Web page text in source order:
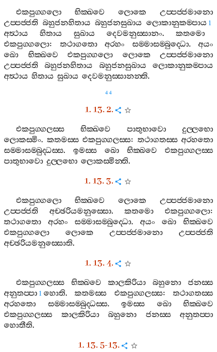
එකපුග‍්ගලො
භික‍්ඛවෙ ලොකෙ
උප‍්පජ‍්ජමානො
උප‍්පජ‍්ජති බහුජනහිතාය බහුජනසුඛාය ලොකානුකම‍්පාය 1
අත්‍ථාය හිතාය සුඛාය දෙවමනුස‍්සානං. කතමො
එකපුග‍්ගලො: තථාගතො අරහං සම‍්මාසම‍්බුද‍්ධො. අයං
ඛො
භික‍්ඛවෙ එකපුග‍්ගලො ලොකෙ
උප‍්පජ‍්ජමානො
උප‍්පජ‍්ජති
බහුජනහිතාය බහුජනසුඛාය
ලොකානුකම‍්පාය
අත්‍ථාය හිතාය සුඛාය දෙවමනුස‍්සානන‍්ති.
44
1. 13. 2.
එකපුග‍්ගලස‍්ස භික‍්ඛවෙ පාතුභාවො
දුල‍්ලභො
ලොකස‍්මිං. කතමස‍්ස එකපුග‍්ගලස‍්ස: තථාගතස‍්ස අරහතො
සම‍්මාසම‍්බුද‍්ධස‍්ස. ඉමස‍්ස ඛො භික‍්ඛවෙ
එකපුග‍්ගලස‍්ස
පාතුභාවො දුල‍්ලභො ලොකස‍්මින‍්ති.
1. 13. 3.
එකපුග‍්ගලො භික‍්ඛවෙ ලොකෙ
උප‍්පජ‍්ජමානො
උප‍්පජ‍්ජති
අච‍්ඡරියමනුස‍්සො. කතමො එකපුග‍්ගලො:
තථාගතො
අරහං සම‍්මාසම‍්බුද‍්ධො. අයං ඛො
භික‍්ඛවෙ
එකපුග‍්ගලො
ලොකෙ උප‍්පජ‍්ජමානො
උප‍්පජ‍්ජති
අච‍්ඡරියමනුස‍්සොති.
1. 13. 4.
එකපුග‍්ගලස‍්ස භික‍්ඛවෙ කාලකිරියා බහුනො
ජනස‍්ස
අනුතප‍්පා 1 හොති.කතමස‍්ස එකපුග‍්ගලස‍්ස:තථාගතස‍්ස
අරහතො
සම‍්මාසම‍්බුද‍්ධස‍්ස. ඉමස‍්ස ඛො
භික‍්ඛවෙ
එකපුග‍්ගලස‍්ස
කාලකිරියා බහුනො ජනස‍්ස
අනුතප‍්පා
හොතීති.
1. 13. 5-13.